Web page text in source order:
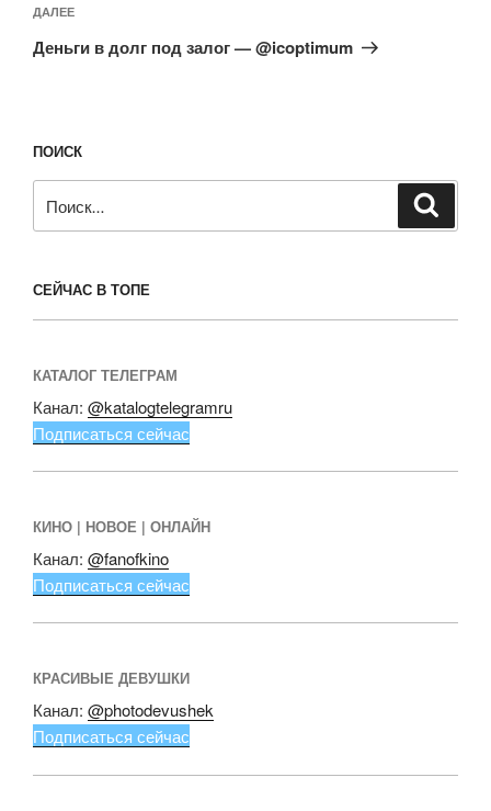
Следующая
запись
ДАЛЕЕ
Деньги в долг под залог — @icoptimum
ПОИСК
СЕЙЧАС В ТОПЕ
КАТАЛОГ ТЕЛЕГРАМ
Канал: @katalogtelegramru
Подписаться сейчас
КИНО | НОВОЕ | ОНЛАЙН
Канал: @fanofkino
Подписаться сейчас
КРАСИВЫЕ ДЕВУШКИ
Канал: @photodevushek
Подписаться сейчас